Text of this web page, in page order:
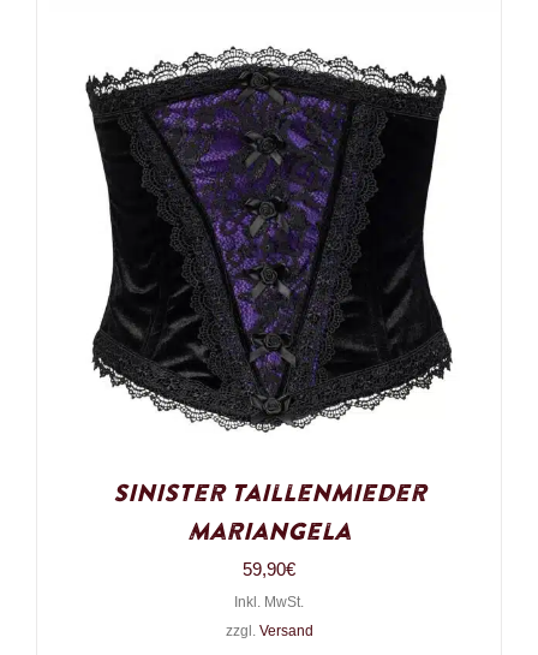
Sinister Taillenmieder
Mariangela
59,90€
Inkl. MwSt.
zzgl. Versand